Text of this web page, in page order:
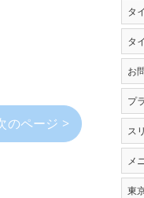
のページ >
タ
タ
お
プ
ス
メ
東